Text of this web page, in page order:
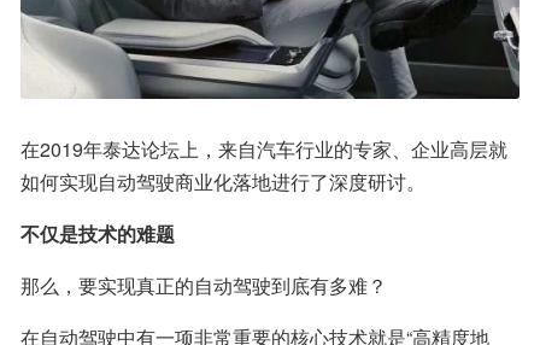
在2019年泰达论坛上，来自汽车行业的专家、企业高层就
如何实现自动驾驶商业化落地进行了深度研讨。
不仅是技术的难题
那么，要实现真正的自动驾驶到底有多难？
在自动驾驶中有一项非常重要的核心技术就是“高精度地